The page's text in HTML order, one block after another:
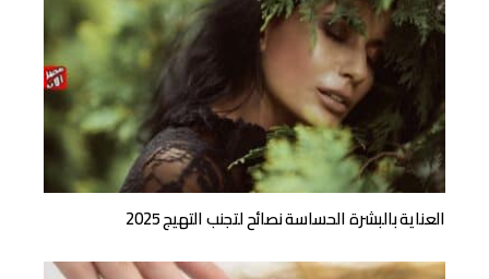
العناية بالبشرة الحساسة نصائح لتجنب التهيج 2025